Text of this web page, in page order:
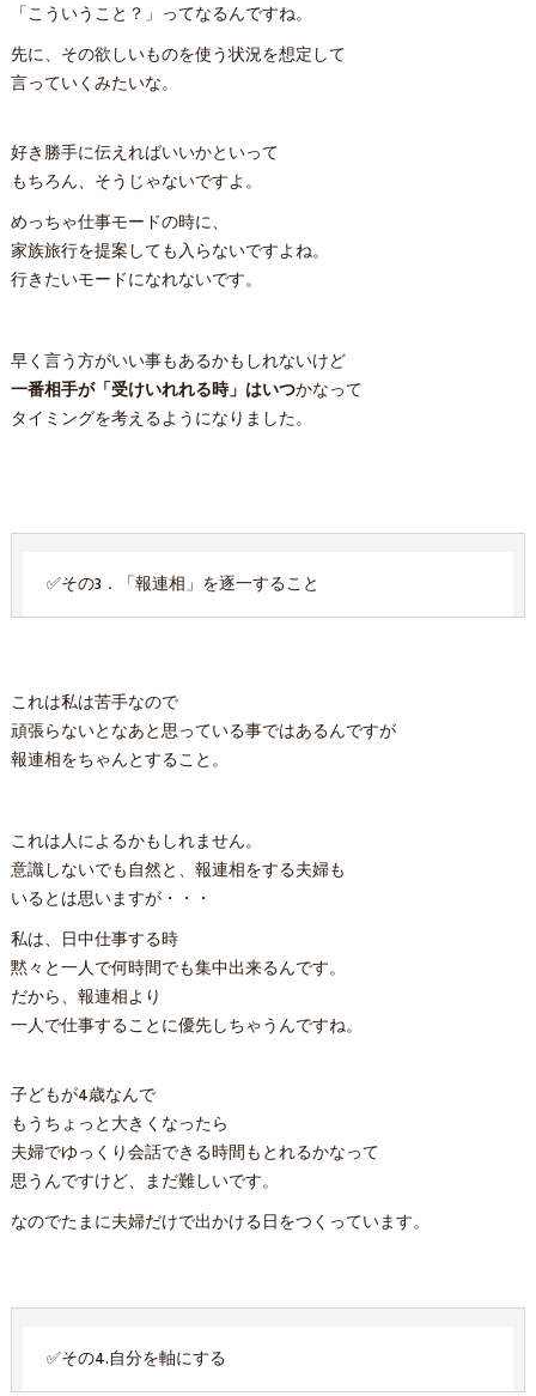
「こういうこと？」ってなるんですね。
先に、その欲しいものを使う状況を想定して
言っていくみたいな。
好き勝手に伝えればいいかといって
もちろん、そうじゃないですよ。
めっちゃ仕事モードの時に、
家族旅行を提案しても入らないですよね。
行きたいモードになれないです。
早く言う方がいい事もあるかもしれないけど
一番相手が「受けいれれる時」はいつかなって
タイミングを考えるようになりました。
✅その3．「報連相」を逐一すること
これは私は苦手なので
頑張らないとなあと思っている事ではあるんですが
報連相をちゃんとすること。
これは人によるかもしれません。
意識しないでも自然と、報連相をする夫婦も
いるとは思いますが・・・
私は、日中仕事する時
黙々と一人で何時間でも集中出来るんです。
だから、報連相より
一人で仕事することに優先しちゃうんですね。
子どもが4歳なんで
もうちょっと大きくなったら
夫婦でゆっくり会話できる時間もとれるかなって
思うんですけど、まだ難しいです。
なのでたまに夫婦だけで出かける日をつくっています。
✅その4.自分を軸にする